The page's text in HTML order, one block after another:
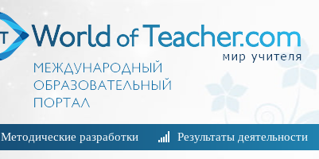
Методические разработки Результаты деятельности